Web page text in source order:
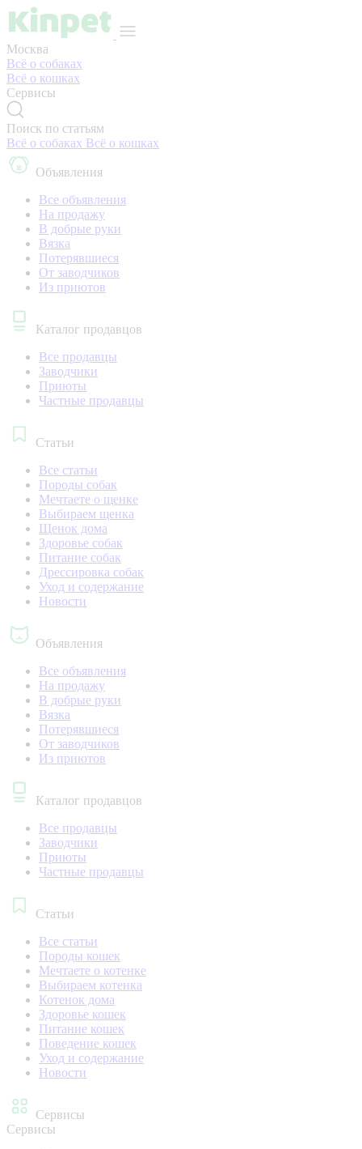
Москва
Всё о собаках
Всё о кошках
Сервисы
Поиск по статьям
Всё о собаках Всё о кошках
Объявления
Все объявления
На продажу
В добрые руки
Вязка
Потерявшиеся
От заводчиков
Из приютов
Каталог продавцов
Все продавцы
Заводчики
Приюты
Частные продавцы
Статьи
Все статьи
Породы собак
Мечтаете о щенке
Выбираем щенка
Щенок дома
Здоровье собак
Питание собак
Дрессировка собак
Уход и содержание
Новости
Объявления
Все объявления
На продажу
В добрые руки
Вязка
Потерявшиеся
От заводчиков
Из приютов
Каталог продавцов
Все продавцы
Заводчики
Приюты
Частные продавцы
Статьи
Все статьи
Породы кошек
Мечтаете о котенке
Выбираем котенка
Котенок дома
Здоровье кошек
Питание кошек
Поведение кошек
Уход и содержание
Новости
Сервисы
Сервисы